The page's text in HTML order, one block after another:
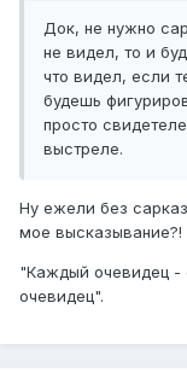
Док, не нужно
не видел, то и
что видел, если
будешь
просто
выстреле.
Ну ежели без
мое высказывание?!
"Каждый очевидец -
очевидец".